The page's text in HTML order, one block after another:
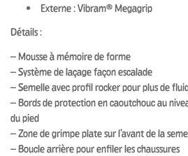
Externe : Vibram® Megagrip
Détails :
– Mousse à mémoire de forme
– Système de laçage façon escalade
– Semelle avec profil rocker pour plus de
– Bords de protection en caoutchouc au
du pied
– Zone de grimpe plate sur l’avant de la
– Boucle arrière pour enfiler les chaussures